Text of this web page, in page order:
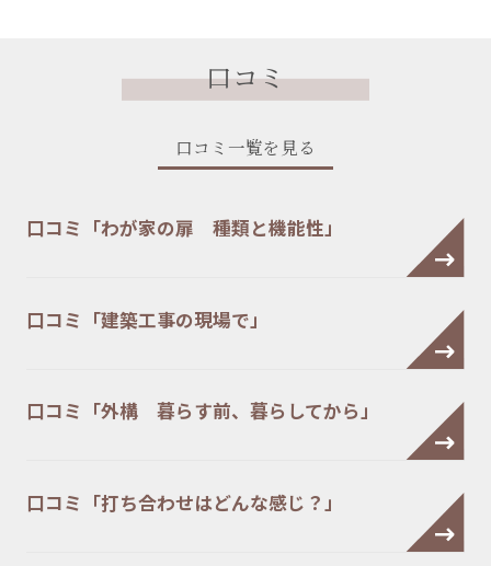
口コミ
口コミ一覧を見る
口コミ「わが家の扉 種類と機能性」
口コミ「建築工事の現場で」
口コミ「外構 暮らす前、暮らしてから」
口コミ「打ち合わせはどんな感じ？」